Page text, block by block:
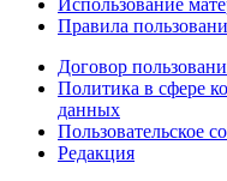
Правила
Договор
Политика в сфере
данных
Пользовательское
Редакция